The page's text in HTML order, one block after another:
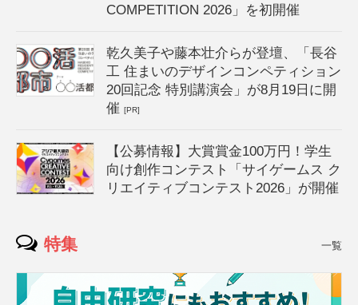
COMPETITION 2026」を初開催
乾久美子や藤本壮介らが登壇、「長谷
工 住まいのデザインコンペティション
20回記念 特別講演会」が8月19日に開
催[PR]
【公募情報】大賞賞金100万円！学生
向け創作コンテスト「サイゲームス ク
リエイティブコンテスト2026」が開催
特集 一覧